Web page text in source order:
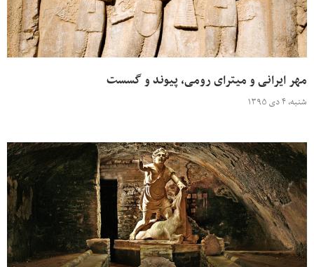
مهر ایرانی و میترای رومی، پیوند و گسست
شنبه، ۴ دی ۱۳۹۵